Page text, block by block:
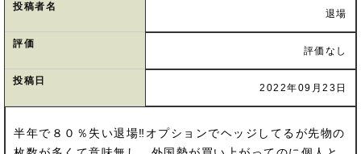
投稿者名
退場
評価
評価なし
投稿日
2022年09月23日
半年で８０％失い退場‼️オプションでヘッジしてるが先物の